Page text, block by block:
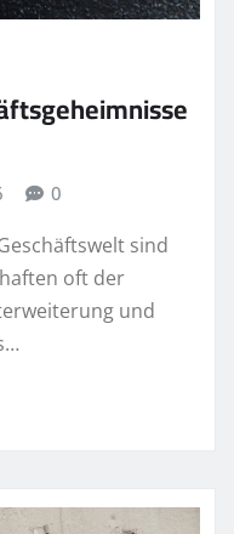
0
sind
oft der
und